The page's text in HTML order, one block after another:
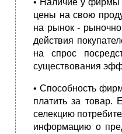
• Наличие у фирмы
цены на свою
на рынок -
действия
на спрос
существования
• Способность
платить за товар.
селекцию
информацию о